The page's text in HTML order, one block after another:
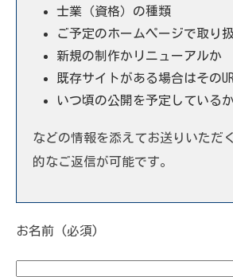
士業（資格）の種類
ご予定のホームページで取り
新規の制作かリニューアルか
既存サイトがある場合はその
いつ頃の公開を予定しているか
などの情報を添えてお送りいただ
的なご返信が可能です。
お名前 (必須)